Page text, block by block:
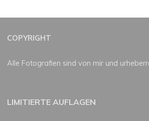
COPYRIGHT
Alle Fotografien sind von mir und
LIMITIERTE AUFLAGEN